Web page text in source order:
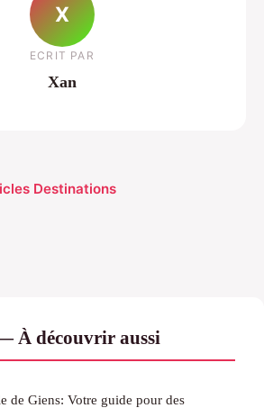
X
ECRIT PAR
Xan
Destinations
À découvrir aussi
de Giens: Votre guide pour des